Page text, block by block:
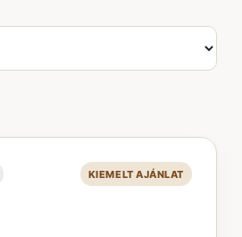
KIEMELT AJÁNLAT